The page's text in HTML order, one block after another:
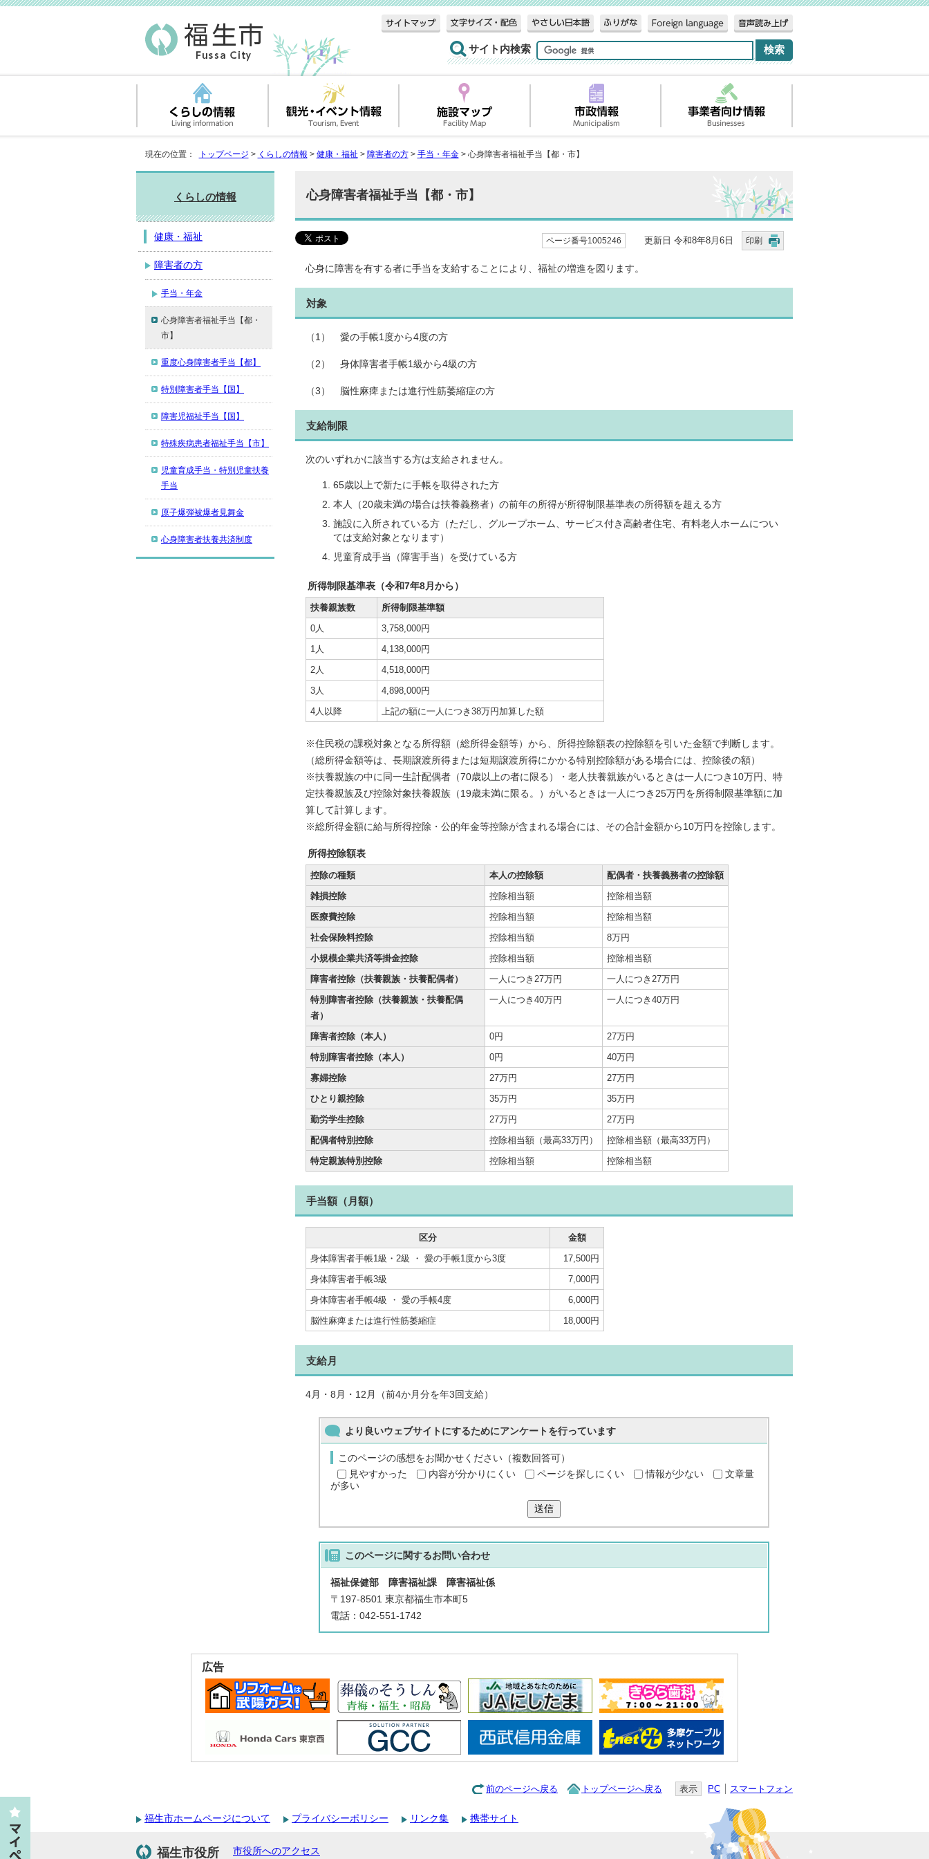
サイト内検索
現在の位置： トップページ > くらしの情報 > 健康・福祉 > 障害者の方> 手当・年金> 心身障害者福祉手当【都・市】
心身障害者福祉手当【都・市】
ページ番号1005246 更新日 令和8年8月6日 印刷
心身に障害を有する者に手当を支給することにより、福祉の増進を図ります。
対象
（1） 愛の手帳1度から4度の方
（2） 身体障害者手帳1級から4級の方
（3） 脳性麻痺または進行性筋萎縮症の方
支給制限
次のいずれかに該当する方は支給されません。
65歳以上で新たに手帳を取得された方
本人（20歳未満の場合は扶養義務者）の前年の所得が所得制限基準表の所得額を超える方
施設に入所されている方（ただし、グループホーム、サービス付き高齢者住宅、有料老人ホームについ
ては支給対象となります）
児童育成手当（障害手当）を受けている方
所得制限基準表（令和7年8月から）
扶養親族数
所得制限基準額
0人
3,758,000円
1人
4,138,000円
2人
4,518,000円
3人
4,898,000円
4人以降
上記の額に一人につき38万円加算した額
※住民税の課税対象となる所得額（総所得金額等）から、所得控除額表の控除額を引いた金額で判断します。
（総所得金額等は、長期譲渡所得または短期譲渡所得にかかる特別控除額がある場合には、控除後の額）
※扶養親族の中に同一生計配偶者（70歳以上の者に限る）・老人扶養親族がいるときは一人につき10万円、特
定扶養親族及び控除対象扶養親族（19歳未満に限る。）がいるときは一人につき25万円を所得制限基準額に加
算して計算します。
※総所得金額に給与所得控除・公的年金等控除が含まれる場合には、その合計金額から10万円を控除します。
所得控除額表
控除の種類 本人の控除額
配偶者・扶養義務者の控除額
雑損控除
控除相当額
控除相当額
医療費控除
控除相当額
控除相当額
社会保険料控除
控除相当額
8万円
小規模企業共済等掛金控除
控除相当額
控除相当額
障害者控除（扶養親族・扶養配偶者）
一人につき27万円
一人につき27万円
特別障害者控除（扶養親族・扶養配偶
者）
一人につき40万円 一人につき40万円
障害者控除（本人） 0円
27万円
特別障害者控除（本人）
0円
40万円
寡婦控除
27万円
27万円
ひとり親控除
35万円
35万円
勤労学生控除
27万円
27万円
配偶者特別控除
控除相当額（最高33万円）
控除相当額（最高33万円）
特定親族特別控除
控除相当額 控除相当額
手当額（月額）
区分
金額
身体障害者手帳1級・2級 ・ 愛の手帳1度から3度
17,500円
身体障害者手帳3級
7,000円
身体障害者手帳4級 ・ 愛の手帳4度
6,000円
脳性麻痺または進行性筋萎縮症
18,000円
支給月
4月・8月・12月（前4か月分を年3回支給）
より良いウェブサイトにするためにアンケートを行っています
このページの感想をお聞かせください（複数回答可）
見やすかった
内容が分かりにくい ページを探しにくい 情報が少ない
文章量
が多い
送信
このページに関するお問い合わせ
福祉保健部 障害福祉課 障害福祉係
〒197-8501 東京都福生市本町5
電話：042-551-1742
くらしの情報
健康・福祉
障害者の方
手当・年金
心身障害者福祉手当【都・
市】
重度心身障害者手当【都】
特別障害者手当【国】
障害児福祉手当【国】
特殊疾病患者福祉手当【市】
児童育成手当・特別児童扶養
手当
原子爆弾被爆者見舞金
心身障害者扶養共済制度
広告
前のページへ戻る トップページへ戻る 表示 PC スマートフォン
福生市ホームページについて プライバシーポリシー リンク集 携帯サイト
福生市役所 市役所へのアクセス